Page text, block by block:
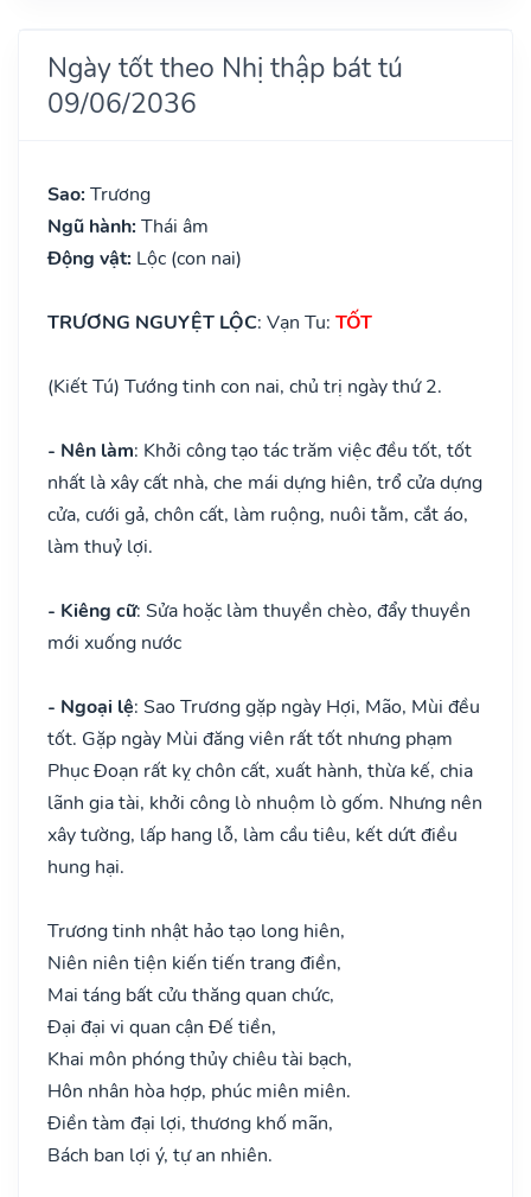
Ngày tốt theo Nhị thập bát tú
09/06/2036
Sao: Trương
Ngũ hành: Thái âm
Động vật: Lộc (con nai)
TRƯƠNG NGUYỆT LỘC: Vạn Tu: TỐT
(Kiết Tú) Tướng tinh con nai, chủ trị ngày thứ 2.
- Nên làm: Khởi công tạo tác trăm việc đều tốt, tốt
nhất là xây cất nhà, che mái dựng hiên, trổ cửa dựng
cửa, cưới gả, chôn cất, làm ruộng, nuôi tằm, cắt áo,
làm thuỷ lợi.
- Kiêng cữ: Sửa hoặc làm thuyền chèo, đẩy thuyền
mới xuống nước
- Ngoại lệ: Sao Trương gặp ngày Hợi, Mão, Mùi đều
tốt. Gặp ngày Mùi đăng viên rất tốt nhưng phạm
Phục Đoạn rất kỵ chôn cất, xuất hành, thừa kế, chia
lãnh gia tài, khởi công lò nhuộm lò gốm. Nhưng nên
xây tường, lấp hang lỗ, làm cầu tiêu, kết dứt điều
hung hại.
Trương tinh nhật hảo tạo long hiên,
Niên niên tiện kiến tiến trang điền,
Mai táng bất cửu thăng quan chức,
Đại đại vi quan cận Đế tiền,
Khai môn phóng thủy chiêu tài bạch,
Hôn nhân hòa hợp, phúc miên miên.
Điền tàm đại lợi, thương khố mãn,
Bách ban lợi ý, tự an nhiên.